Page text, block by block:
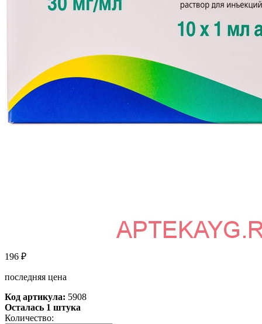
196 ₽
последняя цена
Код артикула: 5908
Осталась 1 штука
Количество: